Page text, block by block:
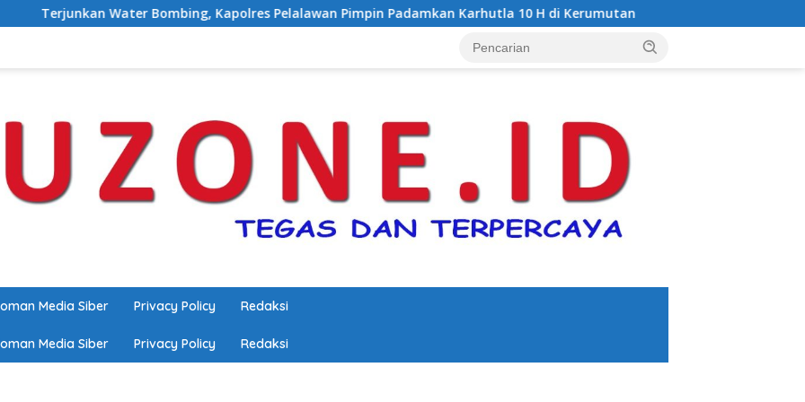
Water Bombing, Kapolres Pelalawan Pimpin Padamkan Karhutla 10 H di Kerumutan Polsek Sungai Sembilan Ungkap
Media Siber Privacy Policy Redaksi
Media Siber Privacy Policy Redaksi